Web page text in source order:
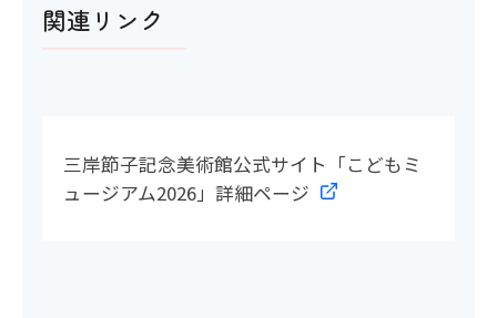
関連リンク
三岸節子記念美術館公式サイト「こどもミ
ュージアム2026」詳細ページ